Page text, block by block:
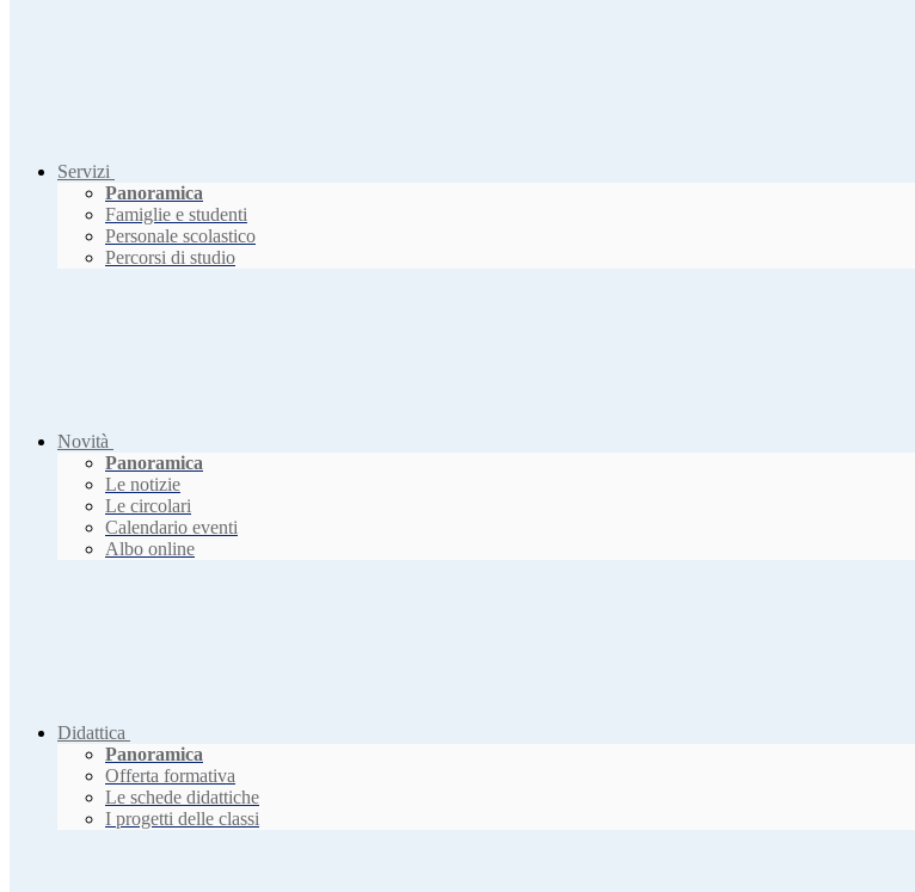
Servizi
Panoramica
Famiglie e studenti
Personale scolastico
Percorsi di studio
Novità
Panoramica
Le notizie
Le circolari
Calendario eventi
Albo online
Didattica
Panoramica
Offerta formativa
Le schede didattiche
I progetti delle classi